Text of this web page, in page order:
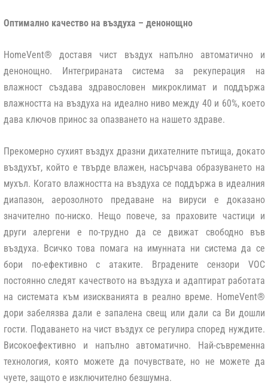
Оптимално качество на въздуха – денонощно
HomeVent® доставя чист въздух напълно автоматично и
денонощно. Интегрираната система за рекуперация на
влажност създава здравословен микроклимат и поддържа
влажността на въздуха на идеално ниво между 40 и 60%, което
дава ключов принос за опазването на нашето здраве.
Прекомерно сухият въздух дразни дихателните пътища, докато
въздухът, който е твърде влажен, насърчава образуването на
мухъл. Когато влажността на въздуха се поддържа в идеалния
диапазон, аерозолното предаване на вируси е доказано
значително по-ниско. Нещо повече, за праховите частици и
други алергени е по-трудно да се движат свободно във
въздуха. Всичко това помага на имунната ни система да се
бори по-ефективно с атаките. Вградените сензори VOC
постоянно следят качеството на въздуха и адаптират работата
на системата към изискванията в реално време. HomeVent®
дори забелязва дали е запалена свещ или дали са Ви дошли
гости. Подаването на чист въздух се регулира според нуждите.
Високоефективно и напълно автоматично. Най-съвременна
технология, която можете да почувствате, но не можете да
чуете, защото е изключително безшумна.